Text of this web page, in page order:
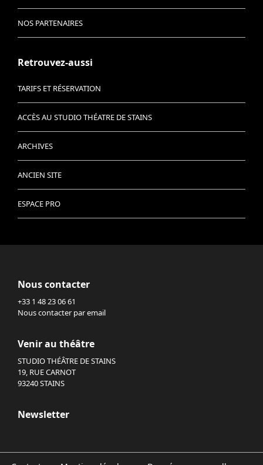
NOS PARTENAIRES
Retrouvez-aussi
TARIFS ET RÉSERVATION
ACCÈS AU STUDIO THÉATRE DE STAINS
ARCHIVES
ANCIEN SITE
ESPACE PRO
Nous contacter
+33 1 48 23 06 61
Nous contacter par email
Venir au théâtre
STUDIO THÉÂTRE DE STAINS
19, RUE CARNOT
93240 STAINS
Newsletter